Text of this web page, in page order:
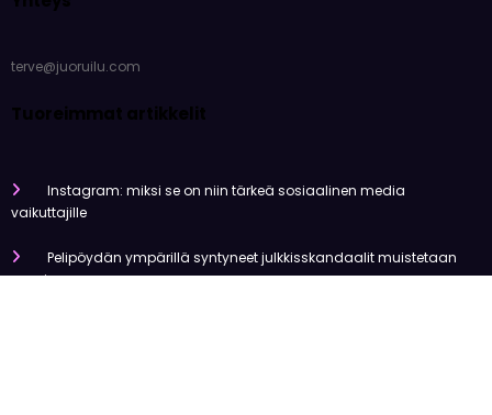
Yhteys
terve@juoruilu.com
Tuoreimmat artikkelit
Instagram: miksi se on niin tärkeä sosiaalinen media
vaikuttajille
Pelipöydän ympärillä syntyneet julkkisskandaalit muistetaan